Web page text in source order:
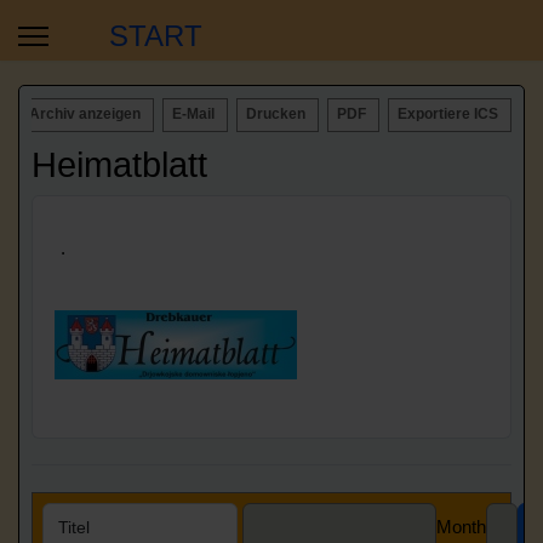
START
Archiv anzeigen E-Mail Drucken PDF Exportiere ICS
Heimatblatt
.
Month